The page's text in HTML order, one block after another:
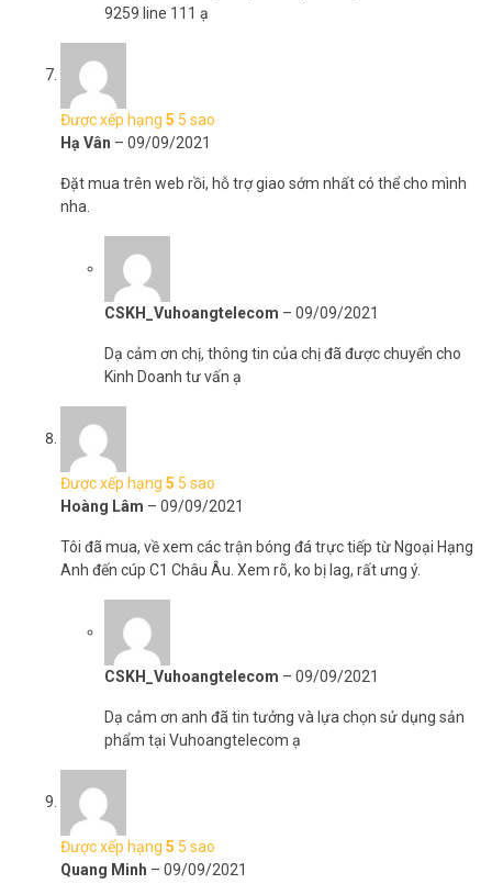
9259 line 111 ạ
Được xếp hạng 5 5 sao
Hạ Vân – 09/09/2021
Đặt mua trên web rồi, hỗ trợ giao sớm nhất có thể cho mình
nha.
CSKH_Vuhoangtelecom – 09/09/2021
Dạ cảm ơn chị, thông tin của chị đã được chuyển cho
Kinh Doanh tư vấn ạ
Được xếp hạng 5 5 sao
Hoàng Lâm – 09/09/2021
Tôi đã mua, về xem các trận bóng đá trực tiếp từ Ngoại Hạng
Anh đến cúp C1 Châu Âu. Xem rõ, ko bị lag, rất ưng ý.
CSKH_Vuhoangtelecom – 09/09/2021
Dạ cảm ơn anh đã tin tưởng và lựa chọn sử dụng sản
phẩm tại Vuhoangtelecom ạ
Được xếp hạng 5 5 sao
Quang Minh – 09/09/2021